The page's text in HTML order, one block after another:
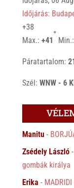
Időjárás:
+38
Max.: +41
°
Min.:
Páratartalom:
Szél: WNW - 6
Manitu-
Zsédely László-
gombák királya
Erika -